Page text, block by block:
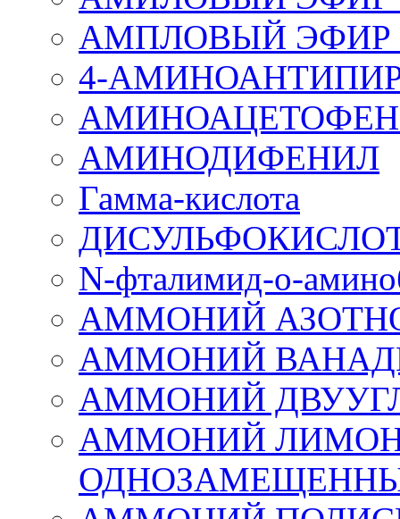
АМПЛОВЫЙ ЭФИР
4-
АМИНОДИФЕНИЛ
Гамма-кислота
N-фталимид-о-
АММОНИЙ
АММОНИЙ
АММОНИЙ
АММОНИЙ